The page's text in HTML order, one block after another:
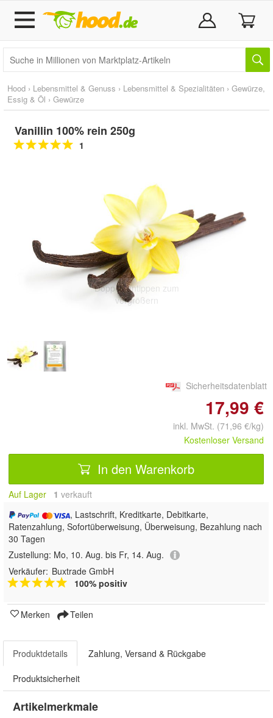
Hood › Lebensmittel & Genuss › Lebensmittel & Spezialitäten › Gewürze,
Essig & Öl › Gewürze
Vanillin 100% rein 250g
1
Doppelt antippen zum
vergrößern
Sicherheitsdatenblatt
17,99 €
inkl. MwSt. (71,96 €/kg)
Kostenloser Versand
In den Warenkorb
Auf Lager 1 verkauft
, Lastschrift, Kreditkarte, Debitkarte,
Ratenzahlung, Sofortüberweisung, Überweisung, Bezahlung nach
30 Tagen
Zustellung: Mo, 10. Aug. bis Fr, 14. Aug.
Verkäufer: Buxtrade GmbH
100% positiv
Merken Teilen
Produktdetails Zahlung, Versand & Rückgabe
Produktsicherheit
Artikelmerkmale